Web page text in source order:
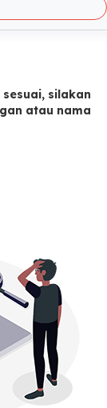
silakan
atau nama